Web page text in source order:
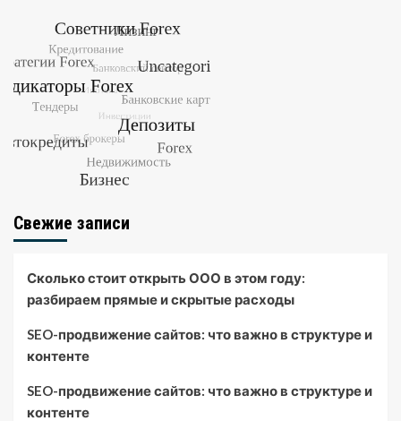
Свежие записи
Сколько стоит открыть ООО в этом году:
разбираем прямые и скрытые расходы
SEO-продвижение сайтов: что важно в структуре и
контенте
SEO-продвижение сайтов: что важно в структуре и
контенте